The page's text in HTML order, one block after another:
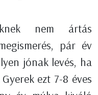
nem ártás
pár év
jónak levés, ha
ezt 7-8 éves